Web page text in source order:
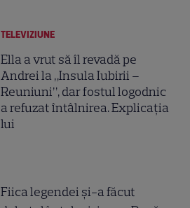
TELEVIZIUNE
Ella a vrut să îl revadă pe
Andrei la „Insula Iubirii –
Reuniuni”, dar fostul logodnic
a refuzat întâlnirea. Explicația
lui
Fiica legendei și-a făcut